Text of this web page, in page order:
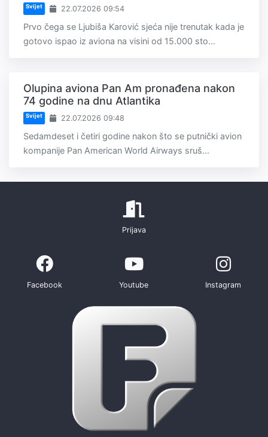
Svijet 22.07.2026 09:54
Prvo čega se Ljubiša Karović sjeća nije trenutak kada je
gotovo ispao iz aviona na visini od 15.000 sto...
Olupina aviona Pan Am pronađena nakon
74 godine na dnu Atlantika
Svijet 22.07.2026 09:48
Sedamdeset i četiri godine nakon što se putnički avion
kompanije Pan American World Airways sruš...
Prijava
Facebook Youtube Instagram